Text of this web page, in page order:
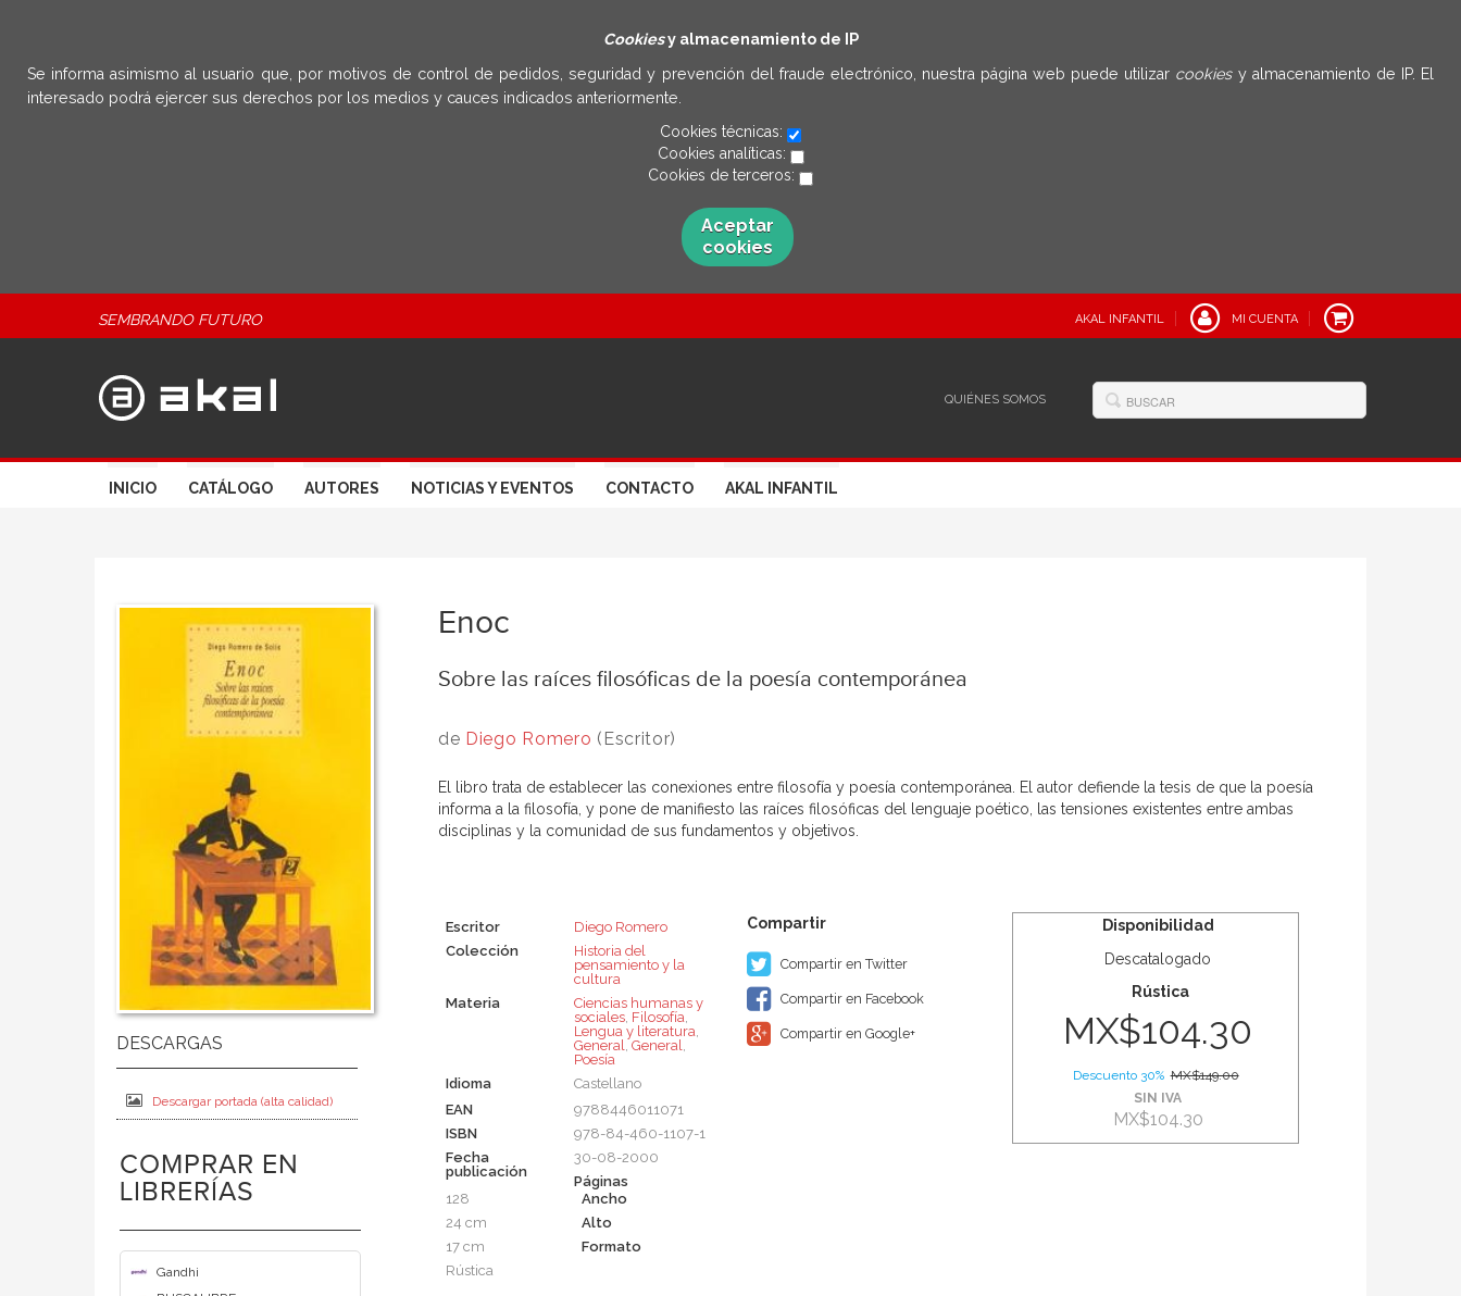
Cookiesy almacenamiento de IP
Se informa asimismo al usuario que, por motivos de control de pedidos, seguridad y prevención del fraude electrónico, nuestra página web puede utilizar cookies y almacenamiento de IP. El
interesado podrá ejercer sus derechos por los medios y cauces indicados anteriormente.
Cookies técnicas:
Cookies analíticas:
Cookies de terceros:
Aceptar
cookies
SEMBRANDO FUTURO AKAL INFANTIL MI CUENTA
QUIÉNES SOMOS
INICIO CATÁLOGO AUTORES NOTICIAS Y EVENTOS CONTACTO AKAL INFANTIL
Descargar portada (alta calidad)
COMPRAR EN
LIBRERÍAS
Gandhi
Enoc
Sobre las raíces filosóficas de la poesía contemporánea
de Diego Romero (Escritor)
El libro trata de establecer las conexiones entre filosofía y poesía contemporánea. El autor defiende la tesis de que la poesía
informa a la filosofía, y pone de manifiesto las raíces filosóficas del lenguaje poético, las tensiones existentes entre ambas
disciplinas y la comunidad de sus fundamentos y objetivos.
Escritor
Diego Romero
Colección
Historia del
pensamiento y la
cultura
Materia
Ciencias humanas y
sociales, Filosofía,
Lengua y literatura,
General, General,
Poesía
Idioma
Castellano
EAN
9788446011071
ISBN
978-84-460-1107-1
Fecha
publicación
30-08-2000
Páginas
128
Ancho
24 cm
Alto
17 cm
Formato
Rústica
Compartir en Twitter
Compartir en Facebook
Compartir en Google+
Disponibilidad
Descatalogado
Rústica
MX$104.30
Descuento 30% MX$149.00
SIN IVA
MX$104.30